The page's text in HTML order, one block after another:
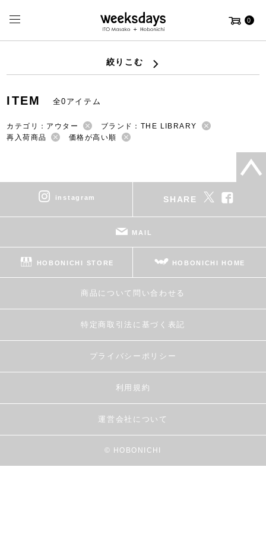
0
絞りこむ
ITEM 全0アイテム
カテゴリ：アウター
ブランド：THE LIBRARY
再入荷商品
価格が高い順
instagram SHARE
MAIL
HOBONICHI STORE HOBONICHI HOME
商品について問い合わせる
特定商取引法に基づく表記
プライバシーポリシー
利用規約
運営会社について
© HOBONICHI